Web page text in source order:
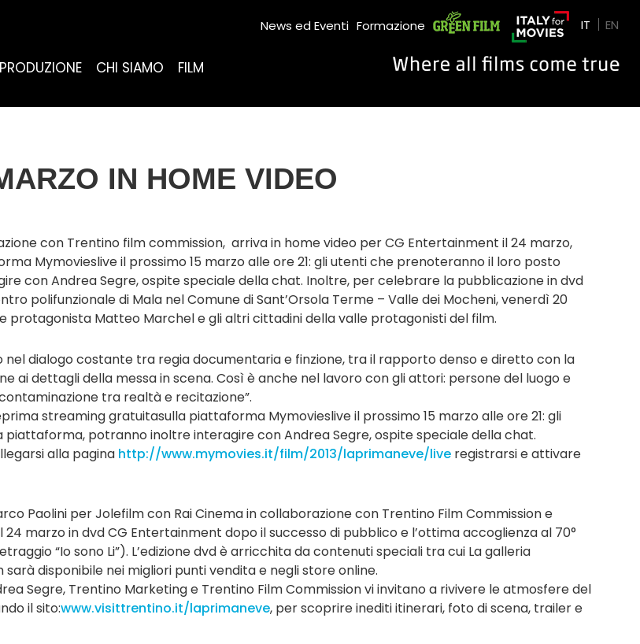
CHI SIAMO FILM
News ed Eventi Formazione Green Film IT EN
IN HOME VIDEO
con Trentino film commission, arriva in home video per CG Entertainment il 24 marzo,
Mymovieslive il prossimo 15 marzo alle ore 21: gli utenti che prenoteranno il loro posto
con Andrea Segre, ospite speciale della chat. Inoltre, per celebrare la pubblicazione in dvd
polifunzionale di Mala nel Comune di Sant’Orsola Terme – Valle dei Mocheni, venerdì 20
protagonista Matteo Marchel e gli altri cittadini della valle protagonisti del film.
nel dialogo costante tra regia documentaria e finzione, tra il rapporto denso e diretto con la
ai dettagli della messa in scena. Così è anche nel lavoro con gli attori: persone del luogo e
tra realtà e recitazione”.
streaming gratuitasulla piattaforma Mymovieslive il prossimo 15 marzo alle ore 21: gli
potranno inoltre interagire con Andrea Segre, ospite speciale della chat.
alla pagina http://www.mymovies.it/film/2013/laprimaneve/live registrarsi e attivare
Paolini per Jolefilm con Rai Cinema in collaborazione con Trentino Film Commission e
marzo in dvd CG Entertainment dopo il successo di pubblico e l’ottima accoglienza al 70°
“Io sono Li”). L’edizione dvd è arricchita da contenuti speciali tra cui La galleria
sarà disponibile nei migliori punti vendita e negli store online.
Segre, Trentino Marketing e Trentino Film Commission vi invitano a rivivere le atmosfere del
il sito:www.visittrentino.it/laprimaneve, per scoprire inediti itinerari, foto di scena, trailer e